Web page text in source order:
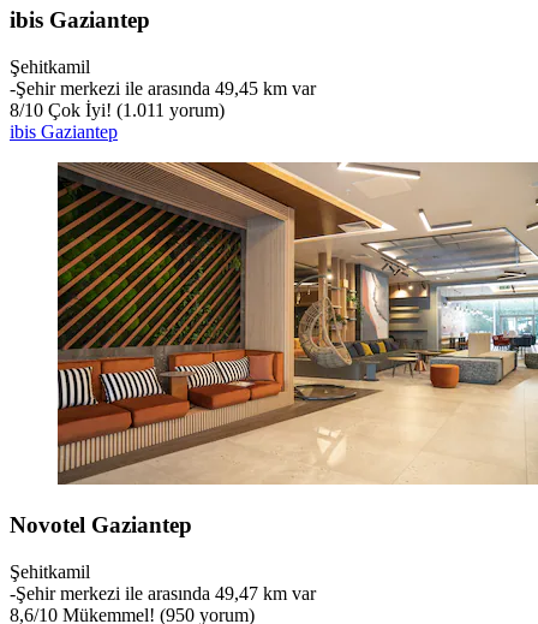
ibis Gaziantep
Şehitkamil
‐Şehir merkezi ile arasında 49,45 km var
8/10 Çok İyi! (1.011 yorum)
ibis Gaziantep
Novotel Gaziantep
Şehitkamil
‐Şehir merkezi ile arasında 49,47 km var
8,6/10 Mükemmel! (950 yorum)